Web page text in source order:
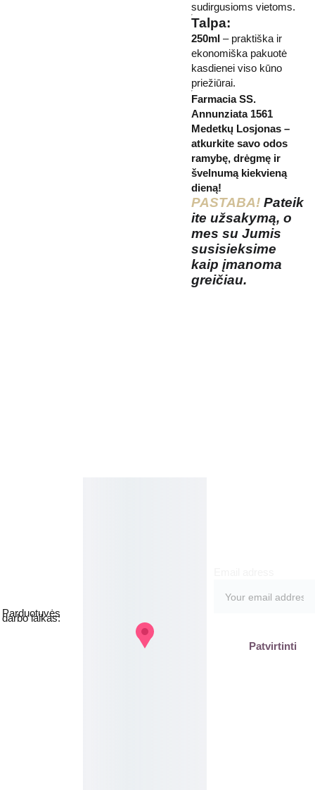
sudirgusioms vietoms.
Talpa:
250ml – praktiška ir
ekonomiška pakuotė
kasdienei viso kūno
priežiūrai.
Farmacia SS.
Annunziata 1561
Medetkų Losjonas –
atkurkite savo odos
ramybę, drėgmę ir
švelnumą kiekvieną
dieną!
PASTABA! Pateik
ite užsakymą, o
mes su Jumis
susisieksime
kaip įmanoma
greičiau.
Patvirtinti
Parduotuvės
darbo laikas: